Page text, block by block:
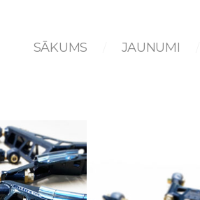
SĀKUMS JAUNUMI